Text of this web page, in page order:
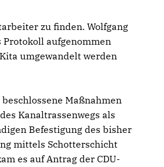
zu finden. Wolfgang
aufgenommen
umgewandelt werden
Maßnahmen
Kanaltrassenwegs als
Befestigung des bisher
mittels Schotterschicht
es auf Antrag der CDU-